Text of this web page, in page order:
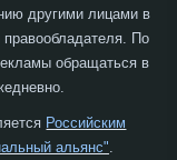
другими лицами в
По
обращаться в
Российским
альянс"